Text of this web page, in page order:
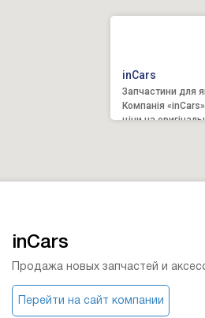
inCars
Запчастини для
Компанія
ціни на
автозапчастини
inCars
Продажа новых запчастей и
Перейти на сайт компании